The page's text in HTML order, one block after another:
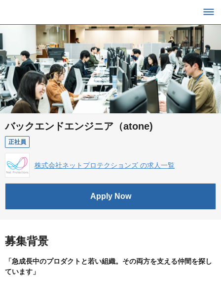
バックエンドエンジニア（atone)
正社員
株式会社ネットプロテクションズ の求人一覧
Apply Now
募集背景
「急成長中のプロダクトと若い組織。その両方を支える仲間を探し
ています」